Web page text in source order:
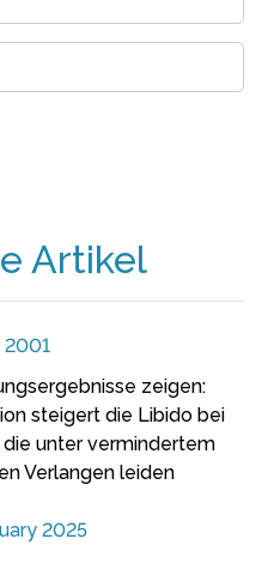
Artikel
2001
zeigen:
steigert die Libido bei
die unter vermindertem
Verlangen leiden
2025